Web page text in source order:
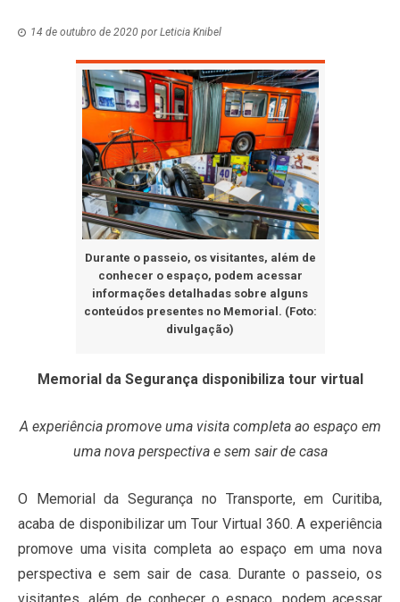
14 de outubro de 2020 porLeticia Knibel
Durante o passeio, os visitantes, além de
conhecer o espaço, podem acessar
informações detalhadas sobre alguns
conteúdos presentes no Memorial. (Foto:
divulgação)
Memorial da Segurança disponibiliza tour virtual
A experiência promove uma visita completa ao espaço em
uma nova perspectiva e sem sair de casa
O Memorial da Segurança no Transporte, em Curitiba,
acaba de disponibilizar um Tour Virtual 360. A experiência
promove uma visita completa ao espaço em uma nova
perspectiva e sem sair de casa. Durante o passeio, os